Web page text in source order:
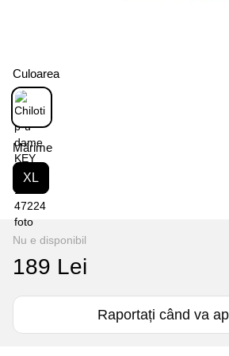
Culoarea
Mărime
XL
Nu e disponibil
189 Lei
Raportați când va